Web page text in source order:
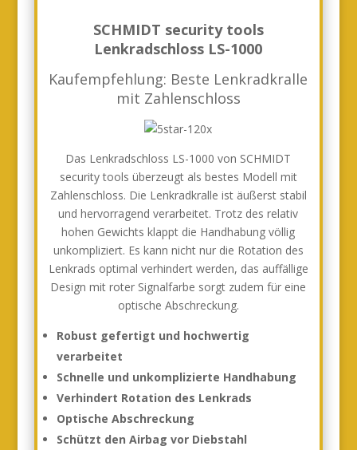
SCHMIDT security tools
Lenkradschloss LS-1000
Kaufempfehlung: Beste Lenkradkralle
mit Zahlenschloss
Das Lenkradschloss LS-1000 von SCHMIDT
security tools überzeugt als bestes Modell mit
Zahlenschloss. Die Lenkradkralle ist äußerst stabil
und hervorragend verarbeitet. Trotz des relativ
hohen Gewichts klappt die Handhabung völlig
unkompliziert. Es kann nicht nur die Rotation des
Lenkrads optimal verhindert werden, das auffällige
Design mit roter Signalfarbe sorgt zudem für eine
optische Abschreckung.
Robust gefertigt und hochwertig
verarbeitet
Schnelle und unkomplizierte Handhabung
Verhindert Rotation des Lenkrads
Optische Abschreckung
Schützt den Airbag vor Diebstahl